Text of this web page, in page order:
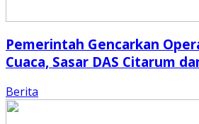
Pemerintah Gencarkan
Cuaca, Sasar DAS Citarum
Berita